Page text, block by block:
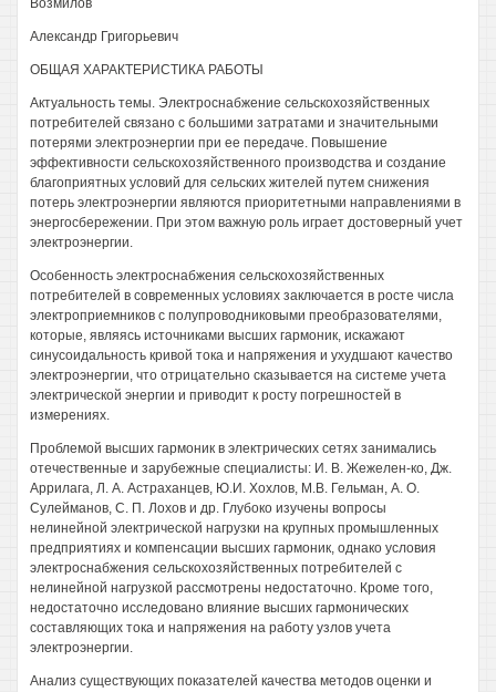
Возмилов
Александр Григорьевич
ОБЩАЯ ХАРАКТЕРИСТИКА РАБОТЫ
Актуальность темы. Электроснабжение сельскохозяйственных
потребителей связано с большими затратами и значительными
потерями электроэнергии при ее передаче. Повышение
эффективности сельскохозяйственного производства и создание
благоприятных условий для сельских жителей путем снижения
потерь электроэнергии являются приоритетными направлениями в
энергосбережении. При этом важную роль играет достоверный учет
электроэнергии.
Особенность электроснабжения сельскохозяйственных
потребителей в современных условиях заключается в росте числа
электроприемников с полупроводниковыми преобразователями,
которые, являясь источниками высших гармоник, искажают
синусоидальность кривой тока и напряжения и ухудшают качество
электроэнергии, что отрицательно сказывается на системе учета
электрической энергии и приводит к росту погрешностей в
измерениях.
Проблемой высших гармоник в электрических сетях занимались
отечественные и зарубежные специалисты: И. В. Жежелен-ко, Дж.
Аррилага, Л. А. Астраханцев, Ю.И. Хохлов, М.В. Гельман, А. О.
Сулейманов, С. П. Лохов и др. Глубоко изучены вопросы
нелинейной электрической нагрузки на крупных промышленных
предприятиях и компенсации высших гармоник, однако условия
электроснабжения сельскохозяйственных потребителей с
нелинейной нагрузкой рассмотрены недостаточно. Кроме того,
недостаточно исследовано влияние высших гармонических
составляющих тока и напряжения на работу узлов учета
электроэнергии.
Анализ существующих показателей качества методов оценки и